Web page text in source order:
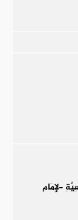
-لِإِمَامِ